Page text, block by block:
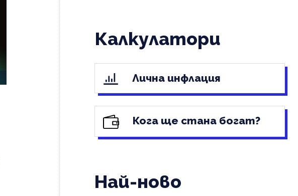
Калкулатори
Лична инфлация
Кога ще стана богат?
Най-ново